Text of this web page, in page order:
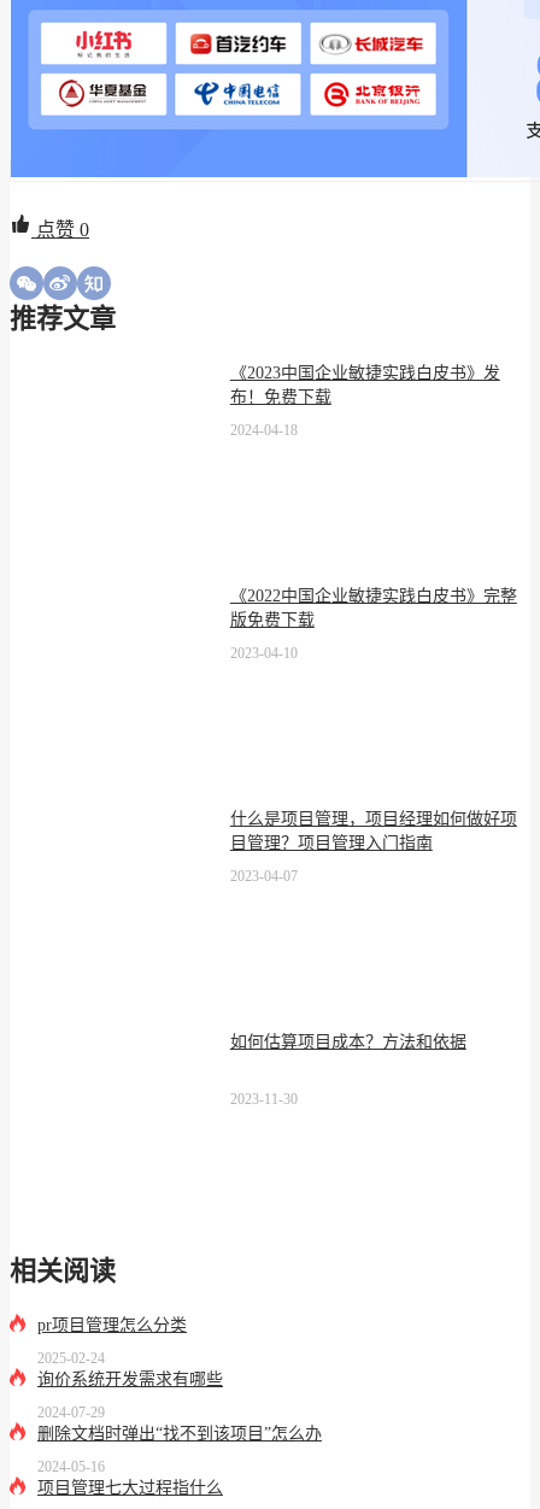
点赞 0
推荐文章
《2023中国企业敏捷实践白皮书》发
布！免费下载
2024-04-18
《2022中国企业敏捷实践白皮书》完整
版免费下载
2023-04-10
什么是项目管理，项目经理如何做好项
目管理？项目管理入门指南
2023-04-07
如何估算项目成本？方法和依据
2023-11-30
相关阅读
pr项目管理怎么分类
2025-02-24
询价系统开发需求有哪些
2024-07-29
删除文档时弹出“找不到该项目”怎么办
2024-05-16
项目管理七大过程指什么